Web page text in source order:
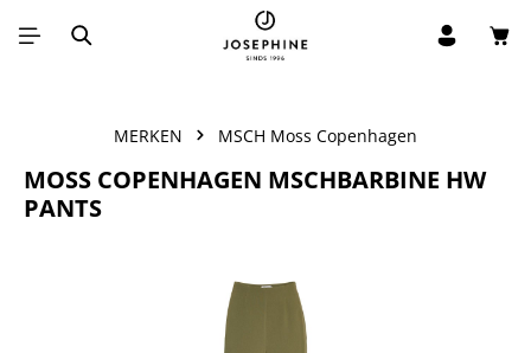
Ga naar de hoofdinhoud
MERKEN MSCH Moss Copenhagen
MOSS COPENHAGEN MSCHBARBINE HW
PANTS
Afbeeldingengalerij overslaan